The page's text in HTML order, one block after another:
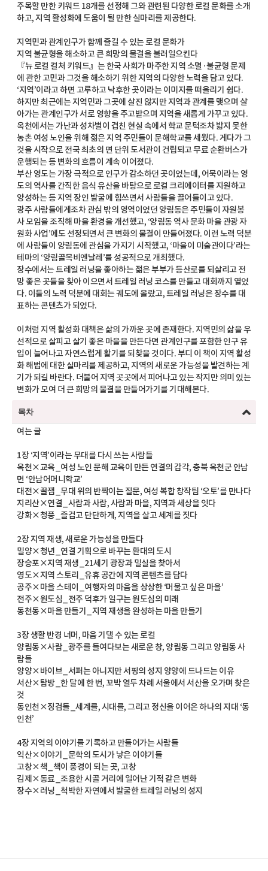
주목할 만한 키워드 18개를 선정해 그와 관련된 다양한 로컬 문화를 소개
하고, 지역 활성화에 도움이 될 만한 실마리를 제공한다.
지역민과 관계인구가 함께 즐길 수 있는 로컬 문화가
지역 불균형을 해소하고 큰 희망의 물결을 불러일으킨다
『뉴 로컬 컬처 키워드』는 한국 사회가 마주한 지역 소멸·불균형 문제
에 관한 고민과 그것을 해소하기 위한 지역의 다양한 노력을 담고 있다.
‘지역’이라고 하면 고루하고 낙후한 곳이라는 이미지를 떠올리기 쉽다.
하지만 최근에는 지역민과 그곳에 살진 않지만 지역과 관계를 맺으며 살
아가는 관계인구가 서로 영향을 주고받으며 지역을 새롭게 가꾸고 있다.
옥천에서는 가난과 성차별이 겹친 현실 속에서 학교 문턱조차 밟지 못한
농촌 여성 노인을 위해 젊은 지역 주민들이 문해학교를 세웠다. 게다가 그
것을 시작으로 전국 최초의 면 단위 도서관이 건립되고 무료 순환버스가
운행되는 등 변화의 흐름이 계속 이어졌다.
부산 영도는 가장 극적으로 인구가 감소하던 곳이었는데, 어묵이라는 영
도의 역사를 간직한 음식 유산을 바탕으로 로컬 크리에이터를 지원하고
양성하는 등 지역 장인 발굴에 힘쓰면서 사람들을 끌어들이고 있다.
광주 사람들에게조차 관심 밖의 영역이었던 양림동은 주민들이 자원봉
사 모임을 조직해 마을 환경을 개선했고, ‘양림동 역사 문화 마을 관광 자
원화 사업’에도 선정되면서 큰 변화의 물결이 만들어졌다. 이런 노력 덕분
에 사람들이 양림동에 관심을 가지기 시작했고, ‘마을이 미술관이다’라는
테마의 ‘양림골목비엔날레’를 성공적으로 개최했다.
장수에서는 트레일 러닝을 좋아하는 젊은 부부가 등산로를 되살리고 전
망 좋은 곳들을 찾아 이으면서 트레일 러닝 코스를 만들고 대회까지 열었
다. 이들의 노력 덕분에 대회는 궤도에 올랐고, 트레일 러닝은 장수를 대
표하는 콘텐츠가 되었다.
이처럼 지역 활성화 대책은 삶의 가까운 곳에 존재한다. 지역민의 삶을 우
선적으로 살피고 살기 좋은 마을을 만든다면 관계인구를 포함한 인구 유
입이 늘어나고 자연스럽게 활기를 되찾을 것이다. 부디 이 책이 지역 활성
화 해법에 대한 실마리를 제공하고, 지역의 새로운 가능성을 발견하는 계
기가 되길 바란다. 더불어 지역 곳곳에서 피어나고 있는 작지만 의미 있는
변화가 모여 더 큰 희망의 물결을 만들어가기를 기대해본다.
목차
여는 글
1장 ‘지역’이라는 무대를 다시 쓰는 사람들
옥천×교육_여성 노인 문해 교육이 만든 연결의 감각, 충북 옥천군 안남
면 ‘안남어머니학교’
대전×꿀잼_무대 위의 반짝이는 질문, 여성 복합 창작팀 ‘오토’를 만나다
지리산×연결_사람과 사람, 사람과 마을, 지역과 세상을 잇다
강화×청풍_즐겁고 단단하게, 지역을 살고 세계를 짓다
2장 지역 재생, 새로운 가능성을 만들다
밀양×청년_연결 기획으로 바꾸는 환대의 도시
장승포×지역 재생_21세기 광장과 밀실을 찾아서
영도×지역 스토리_유휴 공간에 지역 콘텐츠를 담다
공주×마을 스테이_여행자의 마음을 상상한 ‘머물고 싶은 마을’
전주×원도심_전주 덕후가 일구는 원도심의 미래
동천동×마을 만들기_지역 재생을 완성하는 마을 만들기
3장 생활 반경 너머, 마음 기댈 수 있는 로컬
양림동×사람_광주를 들여다보는 새로운 창, 양림동 그리고 양림동 사
람들
양양×바이브_서퍼는 아니지만 서핑의 성지 양양에 드나드는 이유
서산×탐방_한 달에 한 번, 꼬박 열두 차례 서울에서 서산을 오가며 찾은
것
동인천×징검돌_세계를, 시대를, 그리고 정신을 이어온 하나의 지대 ‘동
인천’
4장 지역의 이야기를 기록하고 만들어가는 사람들
익산×이야기_문학의 도시가 낳은 이야기들
고창×책_책이 풍경이 되는 곳, 고창
김제×동료_조용한 시골 거리에 일어난 기적 같은 변화
장수×러닝_척박한 자연에서 발굴한 트레일 러닝의 성지